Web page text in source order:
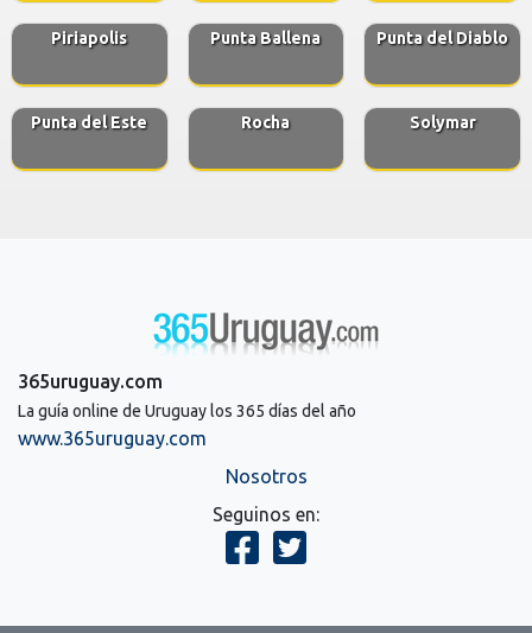
Piriapolis Punta Ballena Punta del Diablo
Punta del Este Rocha Solymar
365uruguay.com
La guía online de Uruguay los 365 días del año
www.365uruguay.com
Nosotros
Seguinos en: